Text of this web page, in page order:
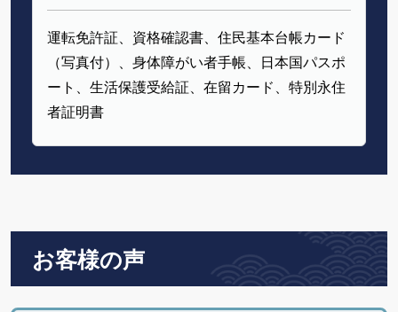
運転免許証、資格確認書、住民基本台帳カード
（写真付）、身体障がい者手帳、日本国パスポ
ート、生活保護受給証、在留カード、特別永住
者証明書
お客様の声